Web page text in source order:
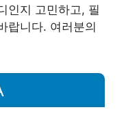
인지 고민하고, 필
랍니다. 여러분의